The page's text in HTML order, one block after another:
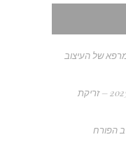
של העיצוב
ויוה מג'נטה 18-750 צבע פנטון לשנת 2023 – זריקת
הפורח